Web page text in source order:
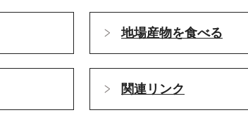
地場産物を食べる
関連リンク